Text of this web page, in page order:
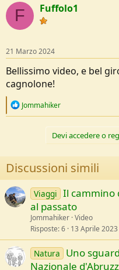
Come sempre buona visione!
F Fuffolo1
21 Marzo 2024
Bellissimo video, e bel
cagnolone!
R
n
s
:
Jommahiker
Devi accedere o
Discussioni simili
Viaggi Il cammino
al passato
Jommahiker Video
Risposte 6 13 Aprile 2023
Natura
Uno
Nazionale